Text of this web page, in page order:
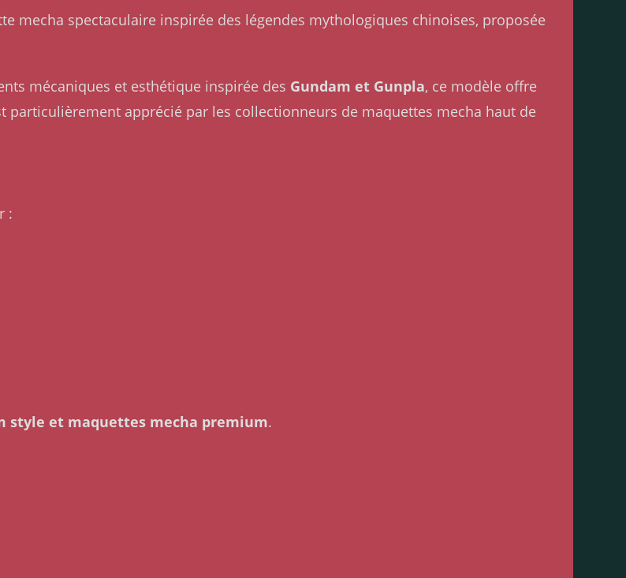
mecha spectaculaire inspirée des légendes mythologiques chinoises, proposée
mécaniques et esthétique inspirée des Gundam et Gunpla, ce modèle offre
apprécié par les collectionneurs de maquettes mecha haut de
:
style et maquettes mecha premium.